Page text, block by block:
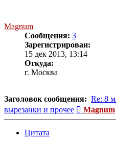
Magnum
Сообщения: 3
Зарегистрирован:
15 дек 2013, 13:14
Откуда:
г. Москва
Заголовок сообщения: Re: 8
вырезанки и прочее
Magnum
Цитата